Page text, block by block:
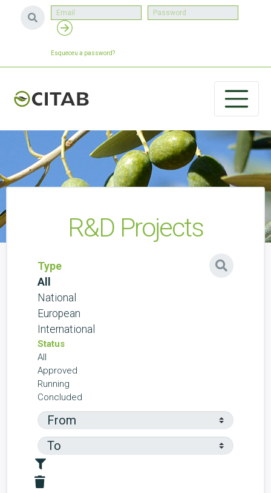
Esqueceu a password?
R&D Projects
Type
All
National
European
International
Status
All
Approved
Running
Concluded